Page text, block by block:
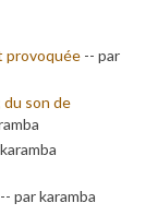
provoquée -- par
du son de
-- par karamba